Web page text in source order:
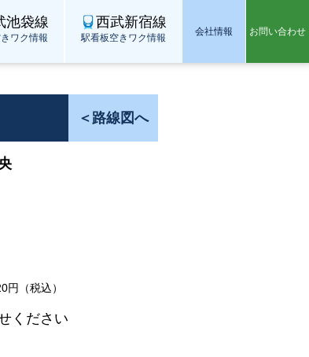
会社情報 お問い合わせ
池袋線
ワク情報
西武新宿線
駅看板空きワク情報
＜路線図へ
円（税込）
ください